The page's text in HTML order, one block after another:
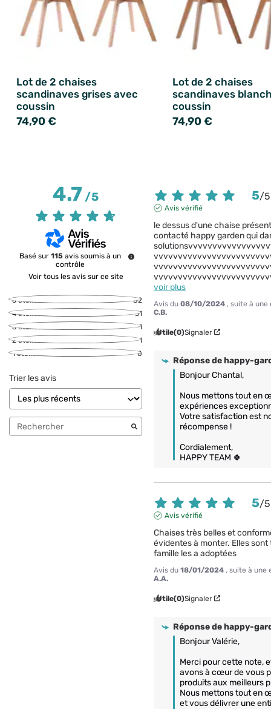
Lot de 2 chaises
scandinaves grises avec
coussin
74,90 €
Lot de 2 chaises
scandinaves
coussin
74,90 €
4.7/5
Basé sur 115 avis soumis à un
contrôle
Voir tous les avis sur ce site
5étoiles
82
4étoiles
31
3étoiles
1
2étoiles
1
1étoile 0
Trier les avis
5/5
Avis vérifié
le dessus d'une chaise
contacté happy garden qui
voir plus
Avis du08/10/2024 , suite à
C.B.
Utile(0)Signaler
Réponse dehappy-
Bonjour Chantal,
Nous mettons tout en
expériences
Votre satisfaction est
récompense !
Cordialement,
HAPPY TEAM 🍀
5/5
Avis vérifié
Chaises très belles et
évidentes à monter. Elles
famille les a adoptées
Avis du18/01/2024 , suite à une
A.A.
Utile(0)Signaler
Réponse dehappy-
Bonjour Valérie,
Merci pour cette note,
avons à cœur de vous
produits aux meilleurs
Nous mettons tout en
et vous délivrer une